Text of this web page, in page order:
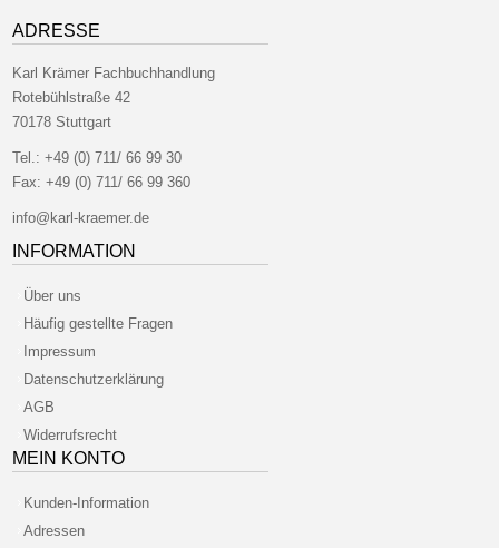
ADRESSE
Karl Krämer Fachbuchhandlung
Rotebühlstraße 42
70178 Stuttgart
Tel.:+49 (0) 711/ 66 99 30
Fax: +49 (0) 711/ 66 99 360
info@karl-kraemer.de
INFORMATION
Über uns
Häufig gestellte Fragen
Impressum
Datenschutzerklärung
AGB
Widerrufsrecht
MEIN KONTO
Kunden-Information
Adressen